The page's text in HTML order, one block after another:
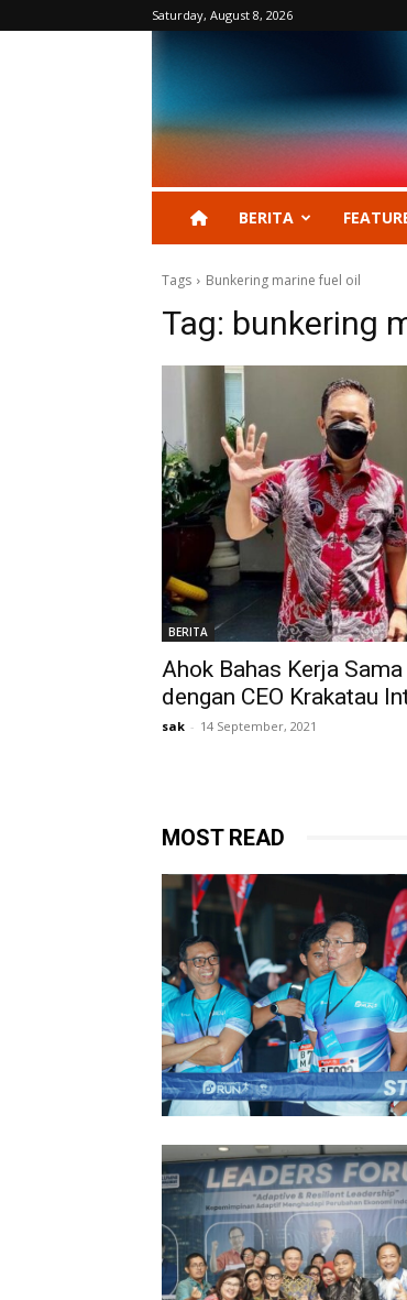
Saturday, August 8, 2026
BERITA
Tags Bunkering marine fuel oil
Tag: bunkering
BERITA
Ahok Bahas Kerja
dengan CEO Krakatau
sak - 14 September, 2021
MOST READ